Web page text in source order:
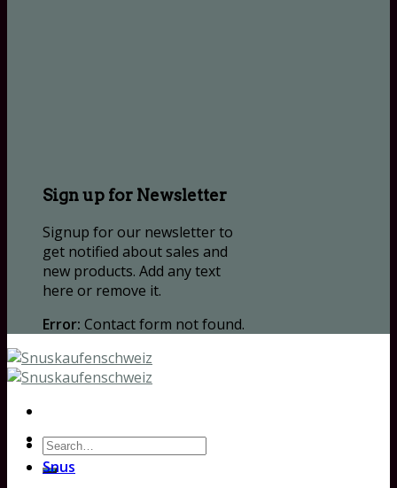
Sign up for Newsletter
Signup for our newsletter to
get notified about sales and
new products. Add any text
here or remove it.
Error: Contact form not found.
Search
for:
Snus